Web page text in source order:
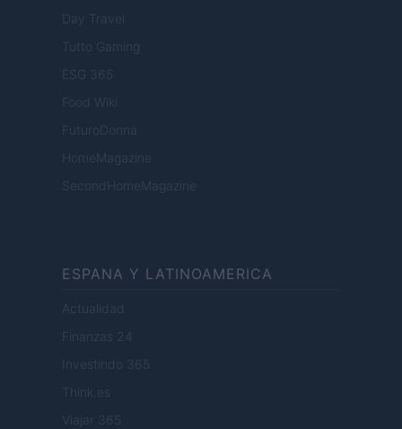
Day Travel
Tutto Gaming
ESG 365
Food Wiki
FuturoDonna
HomeMagazine
SecondHomeMagazine
ESPANA Y LATINOAMERICA
Actualidad
Finanzas 24
Investindo 365
Think.es
Viajar 365